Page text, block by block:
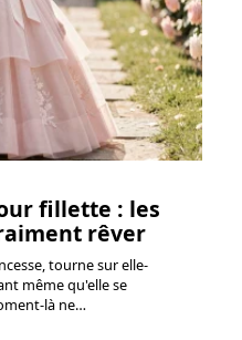
fillette : les
rêver
tourne sur elle-
même qu'elle se
là ne…